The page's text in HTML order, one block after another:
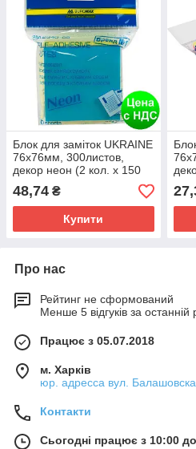
Блок для заміток UKRAINE
76х76мм, 300листов,
декор неон (2 кол. х 150
аркушів) BM.2340-98
48,74 ₴
Купити
Про нас
Рейтинг не сформований
Менше 5 відгуків за останній
Працює з 05.07.2018
м. Харків
юр. адресса вул. Балашовска
Контакти
Сьогодні працює з 10:00